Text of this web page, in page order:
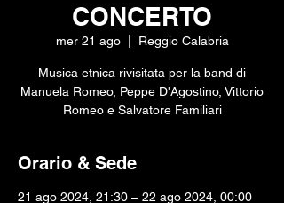
CONCERTO
mer 21 ago
  |
Reggio Calabria
Musica etnica rivisitata per la band di
Manuela Romeo, Peppe D'Agostino, Vittorio
Romeo e Salvatore Familiari
Orario & Sede
21 ago 2024, 21:30 – 22 ago 2024, 00:00